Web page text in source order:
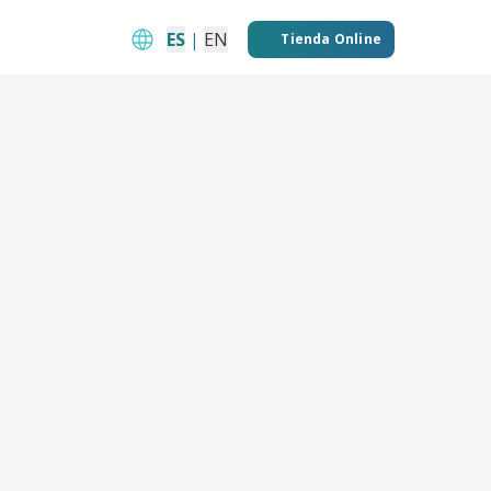
ES | EN Tienda Online